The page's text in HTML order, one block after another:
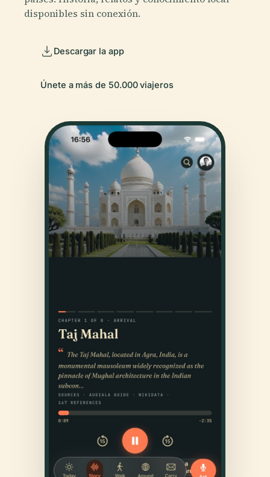
disponibles sin conexión.
Descargar la app
Únete a más de 50.000 viajeros